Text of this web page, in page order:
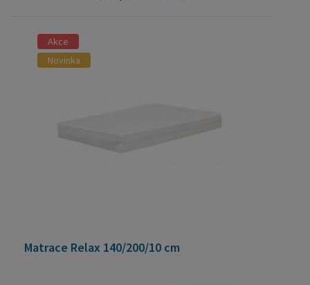
Akce
Novinka
Matrace Relax 140/200/10 cm